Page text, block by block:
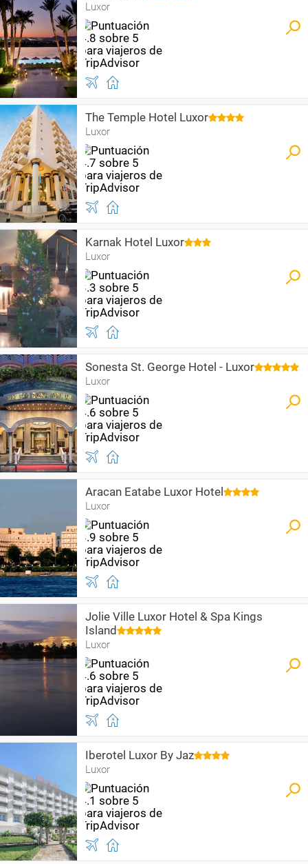
Luxor
The Temple Hotel Luxor
Luxor
Karnak Hotel Luxor
Luxor
Sonesta St. George Hotel - Luxor
Luxor
Aracan Eatabe Luxor Hotel
Luxor
Jolie Ville Luxor Hotel & Spa Kings
Island
Luxor
Iberotel Luxor By Jaz
Luxor